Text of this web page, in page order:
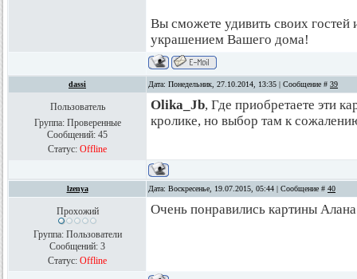
Вы сможете удивить своих
украшением Вашего дома!
dassi Дата: Понедельник, 27.10.2014, 13:35 | Сообщение # 39
Пользователь
Группа: Проверенные
Сообщений: 45
Статус: Offline
Olika_Jb, Где приобретаете эти
кролике, но выбор там к
lzenya Дата: Воскресенье, 19.07.2015, 05:44 | Сообщение # 40
Прохожий
Группа: Пользователи
Сообщений: 3
Статус: Offline
Очень понравились картины